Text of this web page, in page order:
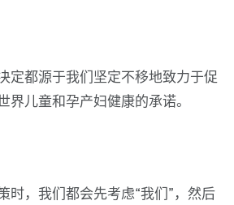
定都源于我们坚定不移地致力于促
界儿童和孕产妇健康的承诺。
时，我们都会先考虑“我们”，然后